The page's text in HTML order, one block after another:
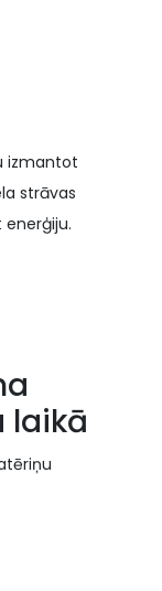
izmantot
strāvas
laikā